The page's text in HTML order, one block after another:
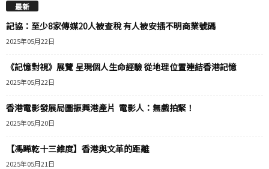
最新
記協：至少8家傳媒20人被查稅 有人被安插不明商業號碼
2025年05月22日
《記憶對視》展覽 呈現個人生命經驗 從地理位置連結香港記憶
2025年05月22日
香港電影發展局圖振興港產片 電影人：無戲拍緊！
2025年05月20日
【馮睎乾十三維度】香港與文革的距離
2025年05月21日